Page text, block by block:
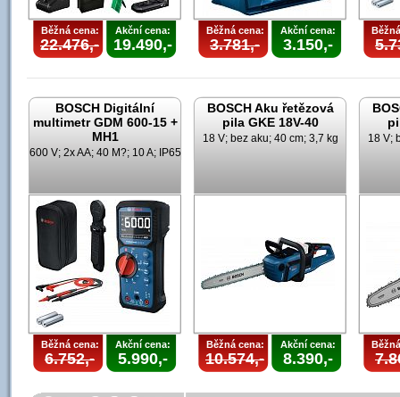
Běžná cena:
22.476,-
Akční cena:
19.490,-
Běžná cena:
3.781,-
Akční cena:
3.150,-
BOSCH Digitální
multimetr GDM 600-15 +
MH1
600 V; 2x AA; 40 M?; 10 A; IP65
Běžná cena:
6.752,-
Akční cena:
5.990,-
BOSCH Aku řetězová
pila GKE 18V-40
18 V; bez aku; 40 cm; 3,7 kg
Běžná cena:
10.574,-
Akční cena:
8.390,-
18 V;